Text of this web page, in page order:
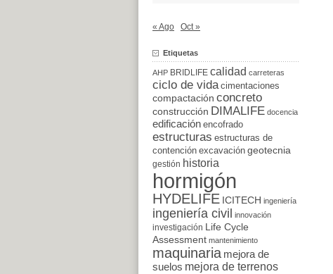
« Ago Oct »
Etiquetas
AHP BRIDLIFE calidad carreteras
ciclo de vida cimentaciones
compactación concreto
construcción DIMALIFE docencia
edificación encofrado
estructuras estructuras de
contención excavación geotecnia
gestión historia
hormigón
HYDELIFE ICITECH ingeniería
ingeniería civil innovación
investigación
Life Cycle
Assessment mantenimiento
maquinaria mejora de
suelos mejora de terrenos